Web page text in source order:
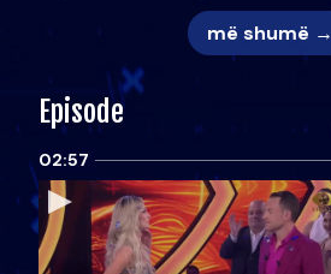
më shumë →
Episode
02:57